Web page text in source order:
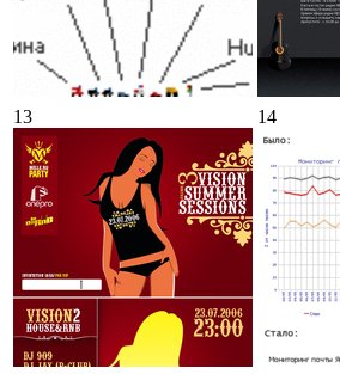
13 14